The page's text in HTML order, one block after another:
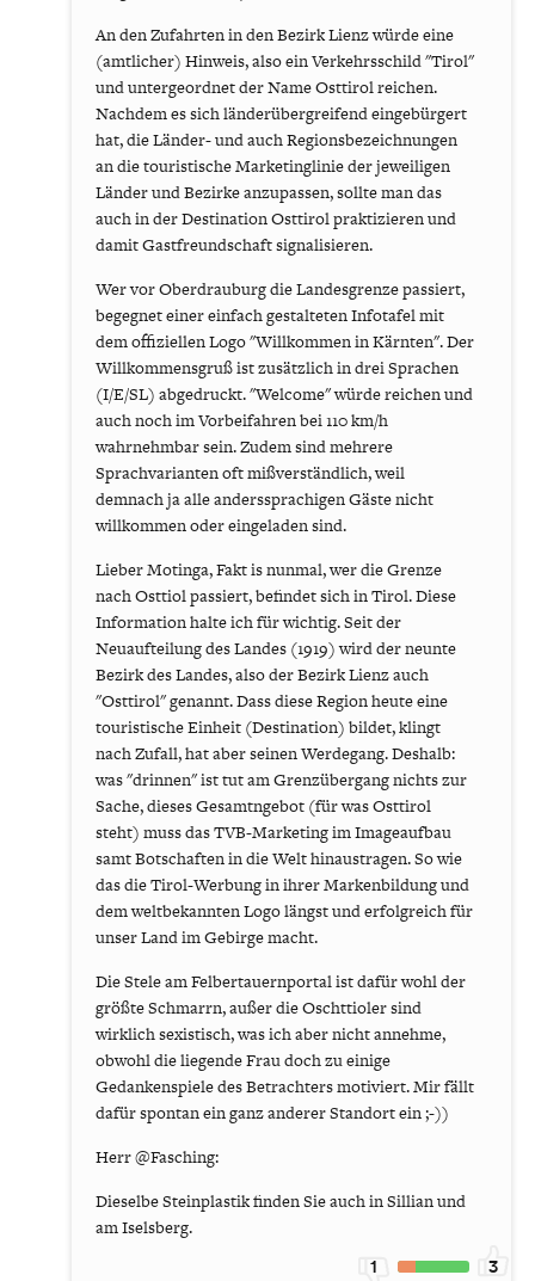
An den Zufahrten in den Bezirk Lienz würde eine
(amtlicher) Hinweis, also ein Verkehrsschild "Tirol"
und untergeordnet der Name Osttirol reichen.
Nachdem es sich länderübergreifend eingebürgert
hat, die Länder- und auch Regionsbezeichnungen
an die touristische Marketinglinie der jeweiligen
Länder und Bezirke anzupassen, sollte man das
auch in der Destination Osttirol praktizieren und
damit Gastfreundschaft signalisieren.
Wer vor Oberdrauburg die Landesgrenze passiert,
begegnet einer einfach gestalteten Infotafel mit
dem offiziellen Logo "Willkommen in Kärnten". Der
Willkommensgruß ist zusätzlich in drei Sprachen
(I/E/SL) abgedruckt. "Welcome" würde reichen und
auch noch im Vorbeifahren bei 110 km/h
wahrnehmbar sein. Zudem sind mehrere
Sprachvarianten oft mißverständlich, weil
demnach ja alle anderssprachigen Gäste nicht
willkommen oder eingeladen sind.
Lieber Motinga, Fakt is nunmal, wer die Grenze
nach Osttiol passiert, befindet sich in Tirol. Diese
Information halte ich für wichtig. Seit der
Neuaufteilung des Landes (1919) wird der neunte
Bezirk des Landes, also der Bezirk Lienz auch
"Osttirol" genannt. Dass diese Region heute eine
touristische Einheit (Destination) bildet, klingt
nach Zufall, hat aber seinen Werdegang. Deshalb:
was "drinnen" ist tut am Grenzübergang nichts zur
Sache, dieses Gesamtngebot (für was Osttirol
steht) muss das TVB-Marketing im Imageaufbau
samt Botschaften in die Welt hinaustragen. So wie
das die Tirol-Werbung in ihrer Markenbildung und
dem weltbekannten Logo längst und erfolgreich für
unser Land im Gebirge macht.
Die Stele am Felbertauernportal ist dafür wohl der
größte Schmarrn, außer die Oschttioler sind
wirklich sexistisch, was ich aber nicht annehme,
obwohl die liegende Frau doch zu einige
Gedankenspiele des Betrachters motiviert. Mir fällt
dafür spontan ein ganz anderer Standort ein ;-))
Herr @Fasching:
Dieselbe Steinplastik finden Sie auch in Sillian und
am Iselsberg.
1 3